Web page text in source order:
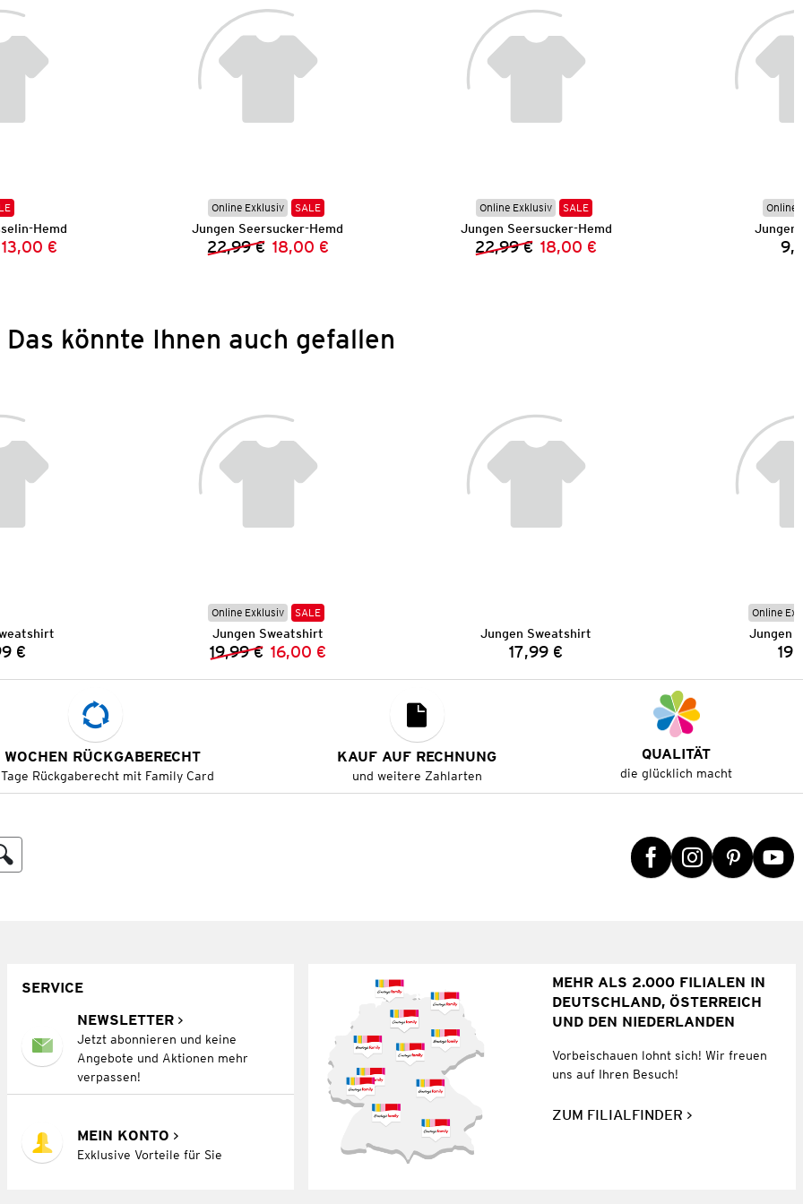
Hemd
Preis:
Preis:
13,00 €
Online Exklusiv SALE
Jungen Seersucker-Hemd
Vorheriger Preis:
22,99 € Neuer Preis:
18,00 €
Online Exklusiv SALE
Jungen Seersucker-Hemd
Vorheriger Preis:
22,99 € Neuer Preis:
18,00 €
Online
Jungen
Das könnte Ihnen auch gefallen
€
Online Exklusiv SALE
Jungen Sweatshirt
Vorheriger Preis:
19,99 € Neuer Preis:
16,00 €
Jungen Sweatshirt
Preis:
17,99 €
Online
Jungen
RÜCKGABERECHT
Rückgaberecht mit Family Card
KAUF AUF RECHNUNG
und weitere Zahlarten
QUALITÄT
die glücklich macht
SERVICE
NEWSLETTER
Jetzt abonnieren und keine
Angebote und Aktionen mehr
verpassen!
MEIN KONTO
Exklusive Vorteile für Sie
MEHR ALS 2.000 FILIALEN IN
DEUTSCHLAND, ÖSTERREICH
UND DEN NIEDERLANDEN
Vorbeischauen lohnt sich! Wir freuen
uns auf Ihren Besuch!
ZUM FILIALFINDER